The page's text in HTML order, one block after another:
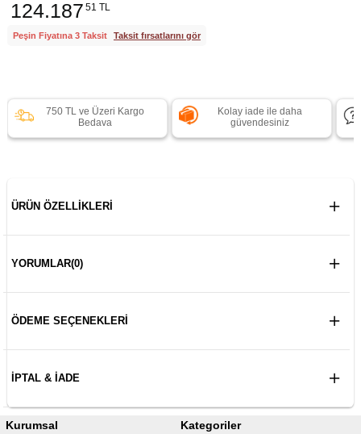
124.187 51 TL
Peşin Fiyatına 3 Taksit Taksit fırsatlarını gör
750 TL ve Üzeri Kargo
Bedava
Kolay iade ile daha
güvendesiniz
ÜRÜN ÖZELLIKLERI
YORUMLAR(0)
ÖDEME SEÇENEKLERI
İPTAL & İADE
Kurumsal Kategoriler